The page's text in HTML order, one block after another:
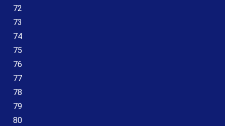
72
73
74
75
76
77
78
79
80